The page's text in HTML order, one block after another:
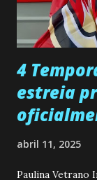
ter sido vítima
que a clínica
...
4
estreia
abril 11, 2025
Paulina Vetrano